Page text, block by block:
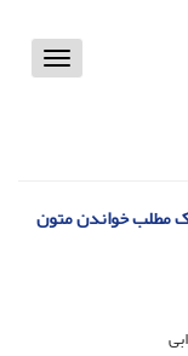
Toggle
مطلب خواندن متون